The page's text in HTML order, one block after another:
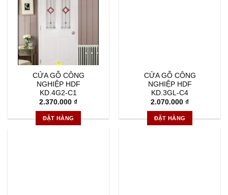
CỬA GỖ CÔNG
NGHIỆP HDF
KD.4G2-C1
2.370.000 ₫
ĐẶT HÀNG
CỬA GỖ CÔNG
NGHIỆP HDF
KD.3GL-C4
2.070.000 ₫
ĐẶT HÀNG